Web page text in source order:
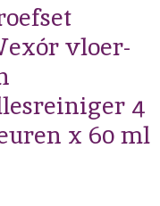
vloer-
4
x 60 ml